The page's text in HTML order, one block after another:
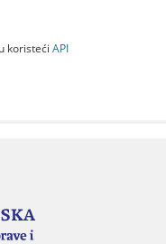
koristeći API